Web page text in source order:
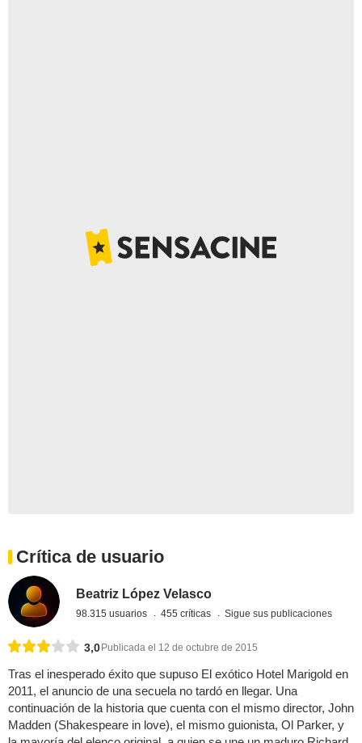
Crítica de usuario
Beatriz López Velasco
98.315 usuarios 455 críticas Sigue sus publicaciones
3,0 Publicada el 12 de octubre de 2015
Tras el inesperado éxito que supuso El exótico Hotel Marigold en
2011, el anuncio de una secuela no tardó en llegar. Una
continuación de la historia que cuenta con el mismo director, John
Madden (Shakespeare in love), el mismo guionista, Ol Parker, y